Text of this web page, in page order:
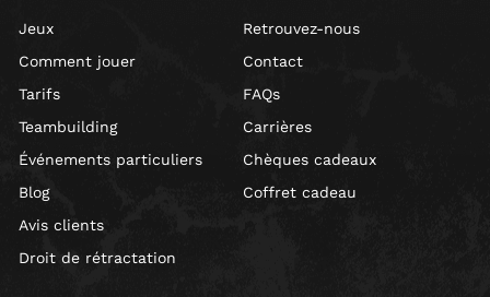
Jeux
Comment jouer
Tarifs
Teambuilding
Événements particuliers
Blog
Avis clients
Droit de rétractation
Retrouvez-nous
Contact
FAQs
Carrières
Chèques cadeaux
Coffret cadeau